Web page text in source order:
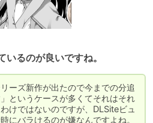
るのが良いですね。
ーズ新作が出たので今までの分追
というケースが多くてそれはそれ
けではないのですが、DLSiteビュ
にバラけるのが嫌なんですよね。